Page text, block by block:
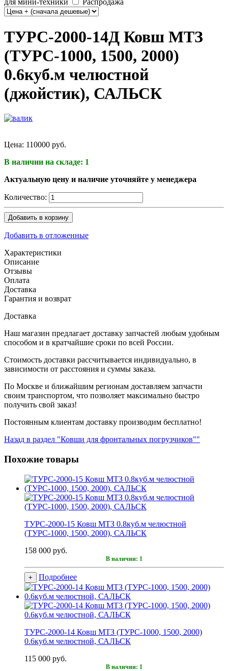
для мини-техники Распродажа
ТУРС-2000-14Д Ковш МТЗ
(ТУРС-1000, 1500, 2000)
0.6куб.м челюстной
(джойстик), САЛЬСК
Цена: 110000 руб.
В наличии на складе: 1
Актуальную цену и наличие уточняйте у менеджера
Количество:
Добавить в корзину
Добавить в отложенные
Характеристики
Описание
Отзывы
Оплата
Доставка
Гарантия и возврат
Доставка
Наш магазин предлагает доставку запчастей любым удобным
способом и в кратчайшие сроки по всей России.
Стоимость доставки рассчитывается индивидуально, в
зависимости от расстояния и суммы заказа.
По Москве и ближайшим регионам доставляем запчасти
своим транспортом, что позволяет максимально быстро
получить свой заказ!
Постоянным клиентам доставку производим бесплатно!
Назад в раздел "Ковши для фронтальных погрузчиков""
Похожие товары
ТУРС-2000-15 Ковш МТЗ 0.8куб.м челюстной
(ТУРС-1000, 1500, 2000), САЛЬСК
158 000 руб.
В наличии: 1
+ Подробнее
ТУРС-2000-14 Ковш МТЗ (ТУРС-1000, 1500, 2000)
0.6куб.м челюстной, САЛЬСК
115 000 руб.
В наличии: 1